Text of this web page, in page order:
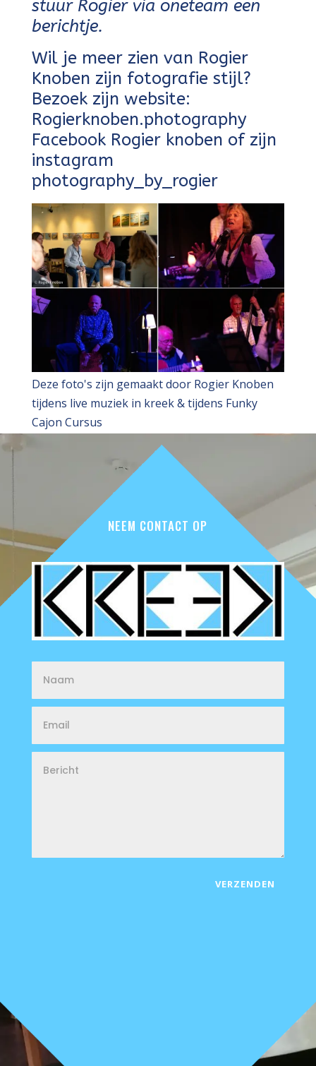
stuur Rogier via oneteam een
berichtje.
Wil je meer zien van Rogier
Knoben zijn fotografie stijl?
Bezoek zijn website:
Rogierknoben.photography
Facebook Rogier knoben of zijn
instagram
photography_by_rogier
Deze foto's zijn gemaakt door Rogier Knoben
tijdens live muziek in kreek & tijdens Funky
Cajon Cursus
NEEM CONTACT OP
VERZENDEN